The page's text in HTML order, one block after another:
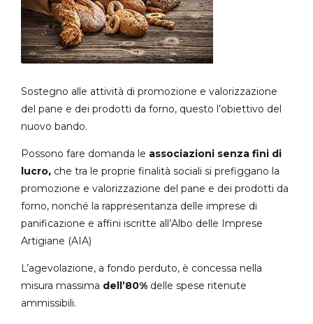
Sostegno alle attività di promozione e valorizzazione
del pane e dei prodotti da forno, questo l’obiettivo del
nuovo bando.
Possono fare domanda le associazioni senza fini di
lucro, che tra le proprie finalità sociali si prefiggano la
promozione e valorizzazione del pane e dei prodotti da
forno, nonché la rappresentanza delle imprese di
panificazione e affini iscritte all’Albo delle Imprese
Artigiane (AIA)
L’agevolazione, a fondo perduto, è concessa nella
misura massima dell’80% delle spese ritenute
ammissibili.